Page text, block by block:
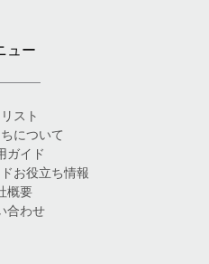
ュー
スト
について
ガイド
お役立ち情報
概要
合わせ